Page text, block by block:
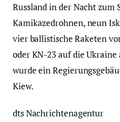
Russland in der Nacht zum
Kamikazedrohnen, neun
vier ballistische Raketen
oder KN-23 auf die
wurde ein
Kiew.
dts Nachrichtenagentur